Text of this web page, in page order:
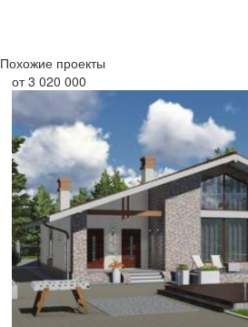
Похожие проекты
от3 020 000